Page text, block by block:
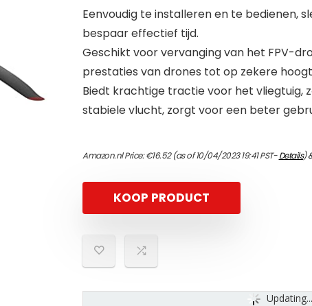
Eenvoudig te installeren en te bedienen,
bespaar effectief tijd.
Geschikt voor vervanging van het FPV-
prestaties van drones tot op zekere
Biedt krachtige tractie voor het vliegtuig,
stabiele vlucht, zorgt voor een beter
Amazon.nl Price:€16.52(as of 10/04/2023 19:41 PST-Details)
KOOP PRODUCT
Updating...